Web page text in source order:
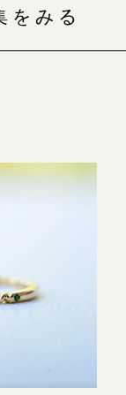
をみる